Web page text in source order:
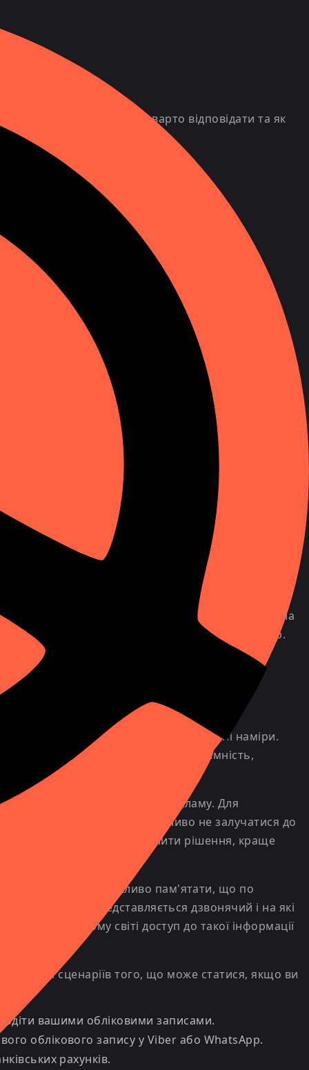
як вони діють, чи варто відповідати та як
Шахраї часто використовують такі
на такі дзвінки, тим вищий ризик
або миттєво скидаються для перевірки
підозрілих контактів.
месенджера, де йдеться про необхідність
інструкціям, несвідомо надає доступ до
власника облікового запису та здійснюючи
або інших організацій, щоб переконати вас
що картка заблокована або відбулася підозріла
і використовувати його для подальших афер.
у шахрайських цілях.
свій номер, може мати нечесні наміри.
приховувати свій номер. Анонімність,
що йдеться про рекламу. Для
кілька хвилин, але важливо не залучатися до
Якщо ви не готові ухвалити рішення, краще
IP-телефонії. Важливо пам'ятати, що по
за кого представляється дзвонячий і на які
в сучасному світі доступ до такої інформації
кілька сценаріїв того, що може статися, якщо ви
вашими обліковими записами.
облікового запису у Viber або WhatsApp.
рахунків.